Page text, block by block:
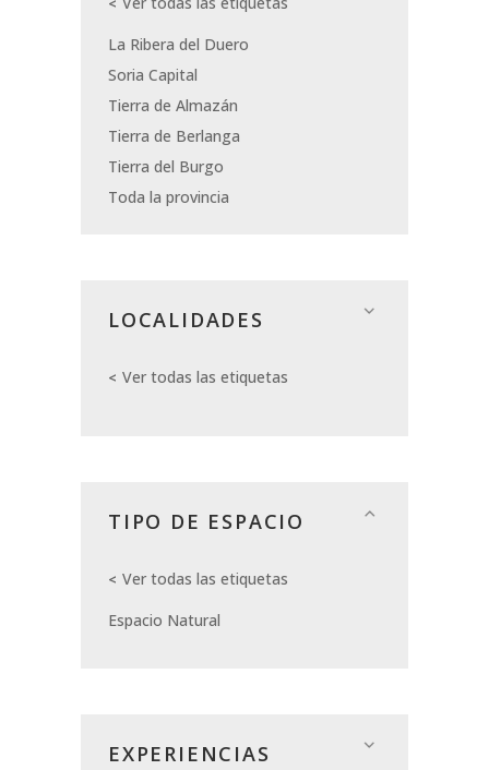
La Ribera del Duero
Soria Capital
Tierra de Almazán
Tierra de Berlanga
Tierra del Burgo
Toda la provincia
LOCALIDADES
Ver todas las etiquetas
TIPO DE ESPACIO
Ver todas las etiquetas
Espacio Natural
EXPERIENCIAS